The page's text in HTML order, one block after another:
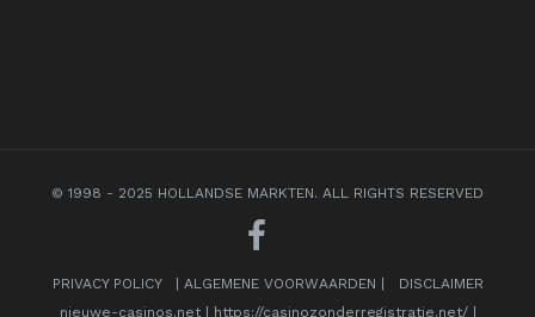
© 1998 - 2025 HOLLANDSE MARKTEN. ALL RIGHTS RESERVED
PRIVACY POLICY ALGEMENE VOORWAARDEN
DISCLAIMER
nieuwe-casinos.net| https://casinozonderregistratie.net/|